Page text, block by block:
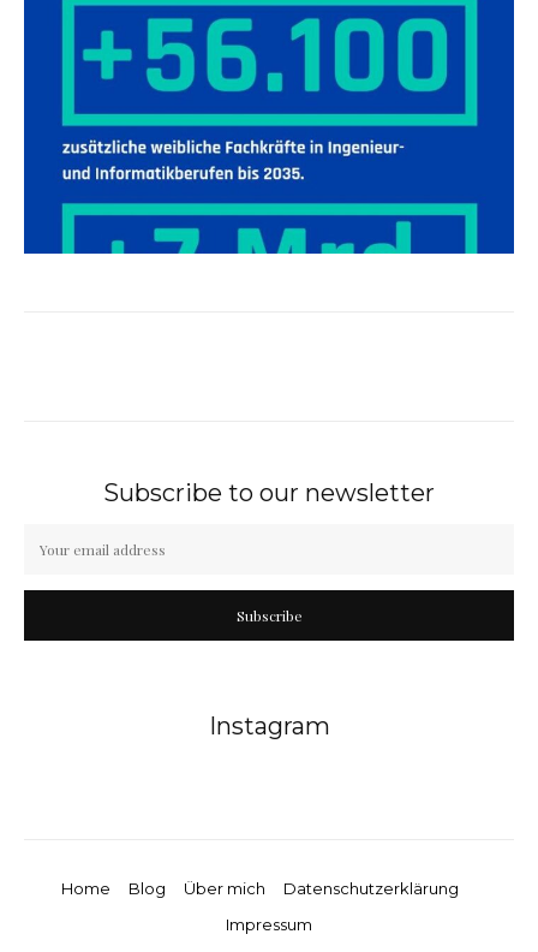
Subscribe to our newsletter
Subscribe
Instagram
Home Blog Über mich
Datenschutzerklärung
Impressum